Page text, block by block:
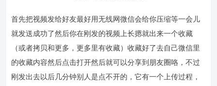
首先把视频发给好友最好用无线网微信会给你压缩等一会儿
就发送成功了然后你在刚发的视频上长摁就出来一个收藏
（或者拷贝和更多，更多里有收藏）收藏好了去自己微信里
的收藏内容然后点击打开然后就可以分享到朋友圈咯，不过
刚发出去以后几分钟别人是点不开的，它有一个上传过程，